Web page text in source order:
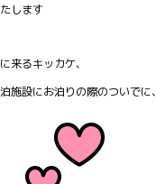
します
来るキッカケ、
施設にお泊りの際のついでに、